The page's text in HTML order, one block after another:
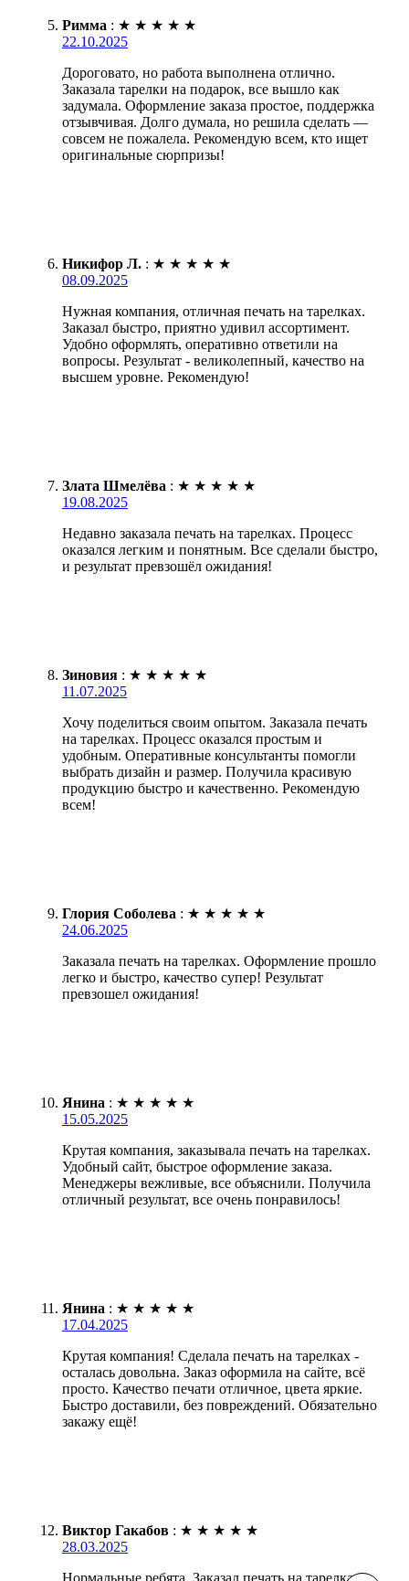
Римма : ★ ★ ★ ★ ★
22.10.2025
Дороговато, но работа выполнена отлично.
Заказала тарелки на подарок, все вышло как
задумала. Оформление заказа простое, поддержка
отзывчивая. Долго думала, но решила сделать —
совсем не пожалела. Рекомендую всем, кто ищет
оригинальные сюрпризы!
Никифор Л. : ★ ★ ★ ★ ★
08.09.2025
Нужная компания, отличная печать на тарелках.
Заказал быстро, приятно удивил ассортимент.
Удобно оформлять, оперативно ответили на
вопросы. Результат - великолепный, качество на
высшем уровне. Рекомендую!
Злата Шмелёва : ★ ★ ★ ★ ★
19.08.2025
Недавно заказала печать на тарелках. Процесс
оказался легким и понятным. Все сделали быстро,
и результат превзошёл ожидания!
Зиновия : ★ ★ ★ ★ ★
11.07.2025
Хочу поделиться своим опытом. Заказала печать
на тарелках. Процесс оказался простым и
удобным. Оперативные консультанты помогли
выбрать дизайн и размер. Получила красивую
продукцию быстро и качественно. Рекомендую
всем!
Глория Соболева : ★ ★ ★ ★ ★
24.06.2025
Заказала печать на тарелках. Оформление прошло
легко и быстро, качество супер! Результат
превзошел ожидания!
Янина : ★ ★ ★ ★ ★
15.05.2025
Крутая компания, заказывала печать на тарелках.
Удобный сайт, быстрое оформление заказа.
Менеджеры вежливые, все объяснили. Получила
отличный результат, все очень понравилось!
Янина : ★ ★ ★ ★ ★
17.04.2025
Крутая компания! Сделала печать на тарелках -
осталась довольна. Заказ оформила на сайте, всё
просто. Качество печати отличное, цвета яркие.
Быстро доставили, без повреждений. Обязательно
закажу ещё!
Виктор Гакабов : ★ ★ ★ ★ ★
28.03.2025
Нормальные ребята. Заказал печать на тарелках,